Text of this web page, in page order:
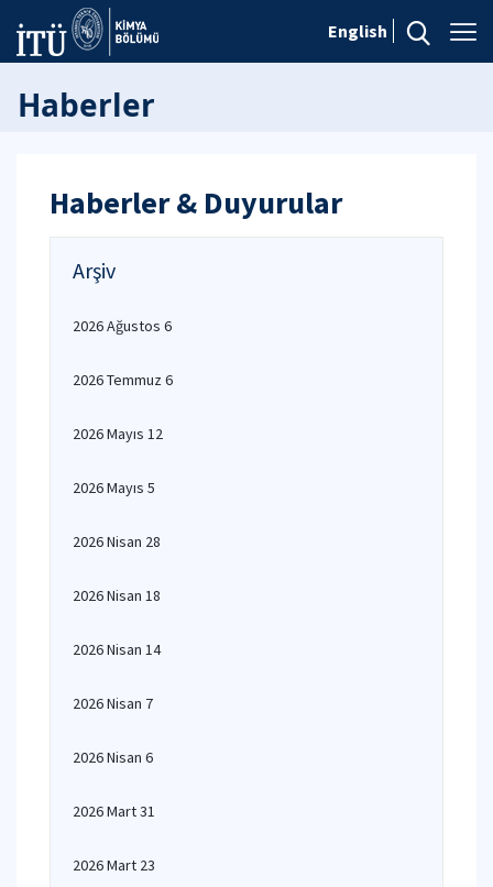
English
Haberler
Haberler & Duyurular
Arşiv
2026 Ağustos 6
2026 Temmuz 6
2026 Mayıs 12
2026 Mayıs 5
2026 Nisan 28
2026 Nisan 18
2026 Nisan 14
2026 Nisan 7
2026 Nisan 6
2026 Mart 31
2026 Mart 23